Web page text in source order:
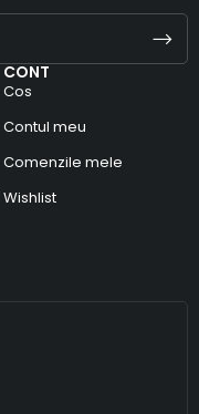
CONT
Cos
Contul meu
Comenzile mele
Wishlist